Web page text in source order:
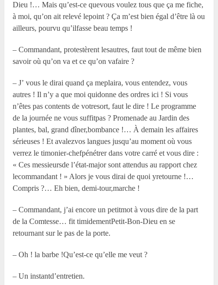
Dieu !… Mais qu’est-ce quevous voulez tous que ça me fiche,
à moi, qu’on ait relevé lepoint ? Ça m’est bien égal d’être là ou
ailleurs, pourvu qu’ilfasse beau temps !
– Commandant, protestèrent lesautres, faut tout de même bien
savoir où qu’on va et ce qu’on vafaire ?
– J’ vous le dirai quand ça meplaira, vous entendez, vous
autres ! Il n’y a que moi quidonne des ordres ici ! Si vous
n’êtes pas contents de votresort, faut le dire ! Le programme
de la journée ne vous suffitpas ? Promenade au Jardin des
plantes, bal, grand dîner,bombance !… À demain les affaires
sérieuses ! Et avalezvos langues jusqu’au moment où vous
verrez le timonier-chefpénétrer dans votre carré et vous dire :
« Ces messieursde l’état-major sont attendus au rapport chez
lecommandant ! » Alors je vous dirai de quoi yretourne !…
Compris ?… Eh bien, demi-tour,marche !
– Commandant, j’ai encore un petitmot à vous dire de la part
de la Comtesse… fit timidementPetit-Bon-Dieu en se
retournant sur le pas de la porte.
– Oh ! la barbe !Qu’est-ce qu’elle me veut ?
– Un instantd’entretien.